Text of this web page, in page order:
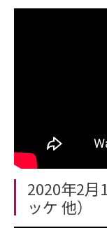
2020年2月
ッケ 他）